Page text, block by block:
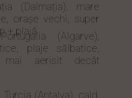
(Algarve),
plaje sălbatice,
mai aerisit decât
Turcia (Antalya), cald,
(Dalmația), mare
orașe vechi, super
+ plajă